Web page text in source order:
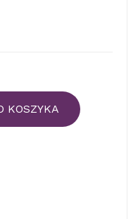
KOSZYKA